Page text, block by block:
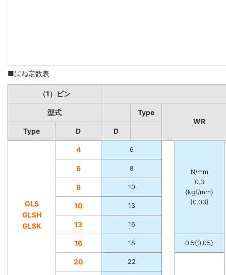
■ばね定数表
（1）ピン
型式
Type
WR
Type
D D
GLS
GLSH
GLSK
4 6
N/mm
0.3
{kgf/mm}
{0.03}
6 8
8 10
10 13
13 16
16 18 0.5{0.05}
20 22